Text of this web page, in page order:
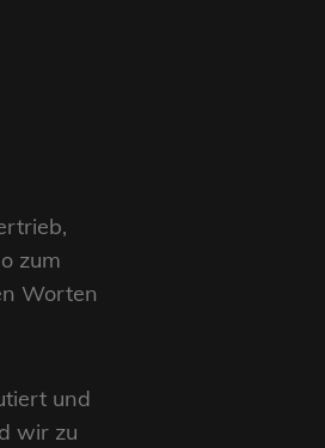
zum
Worten
und
wir zu